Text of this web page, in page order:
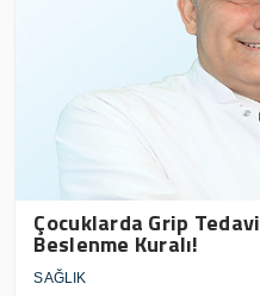
Çocuklarda Grip
Beslenme Kuralı!
SAĞLIK